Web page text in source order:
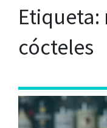
cócteles